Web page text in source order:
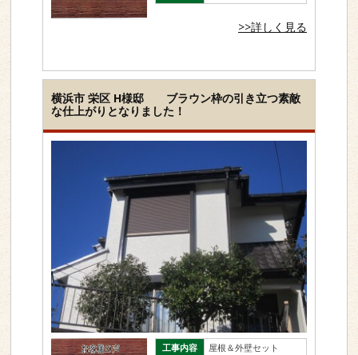
>>詳しく見る
横浜市 栄区 H様邸 ブラウン枠の引き立つ素敵
な仕上がりとなりました！
工事内容
屋根＆外壁セット